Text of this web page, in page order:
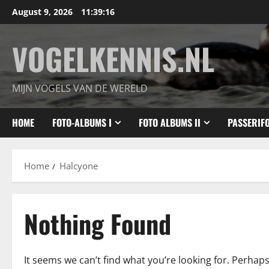
Skip
to
August 9, 2026 11:39:17
VOGELKENNIS.NL
MIJN VOGELS VAN DE WERELD
HOME FOTO-ALBUMS I FOTO ALBUMS II
Home Halcyone
Nothing Found
It seems we can’t find what you’re looking for.